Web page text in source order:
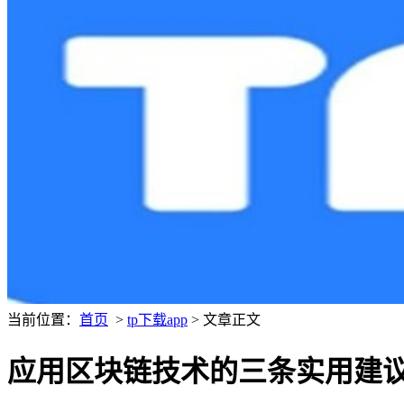
当前位置： 首页 > tp下载app > 文章正文
应用区块链技术的三条实用建